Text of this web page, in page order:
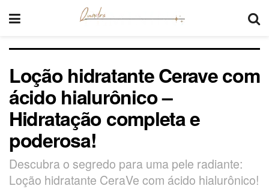
Loção hidratante Cerave com
ácido hialurônico –
Hidratação completa e
poderosa!
Descubra o segredo para uma pele radiante:
Loção hidratante CeraVe com ácido hialurônico!